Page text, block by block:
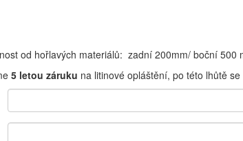
od hořlavých materiálů: zadní 200mm/ boční 500
5 letou záruku na litinové opláštění, po této lhůtě